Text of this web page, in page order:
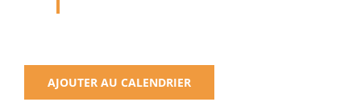
AJOUTER AU CALENDRIER